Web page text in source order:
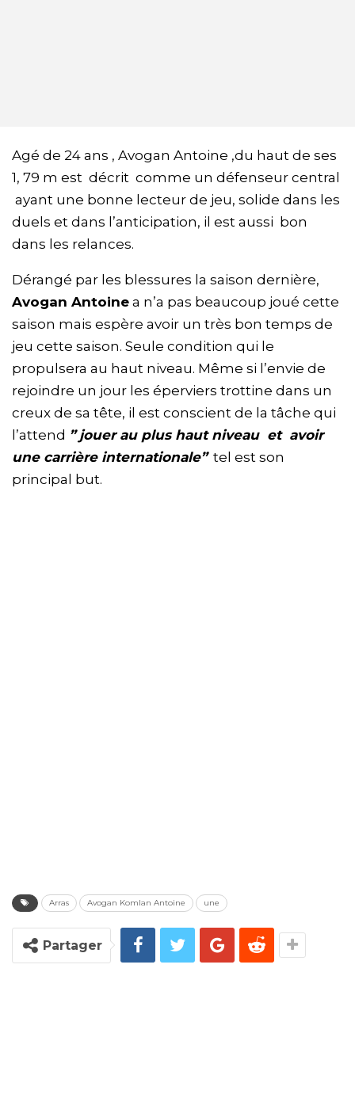
Agé de 24 ans , Avogan Antoine ,du haut de ses
1, 79 m est décrit comme un défenseur central
ayant une bonne lecteur de jeu, solide dans les
duels et dans l’anticipation, il est aussi bon
dans les relances.
Dérangé par les blessures la saison dernière,
Avogan Antoine a n’a pas beaucoup joué cette
saison mais espère avoir un très bon temps de
jeu cette saison. Seule condition qui le
propulsera au haut niveau. Même si l’envie de
rejoindre un jour les éperviers trottine dans un
creux de sa tête, il est conscient de la tâche qui
l’attend ” jouer au plus haut niveau et avoir
une carrière internationale”tel est son
principal but.
Arras Avogan Komlan Antoine une
Partager